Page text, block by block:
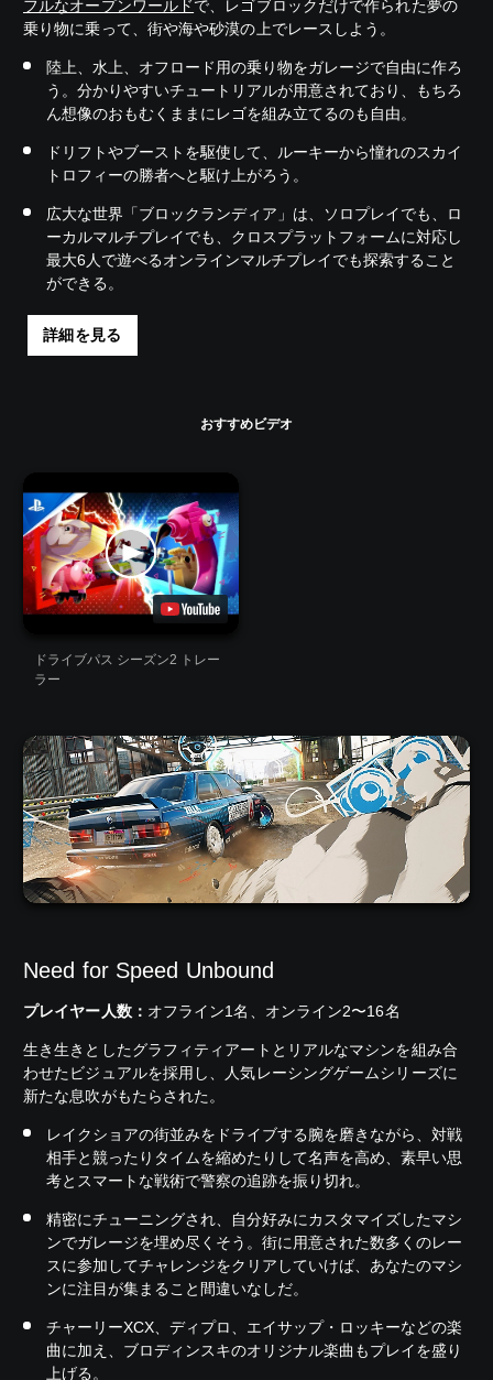
フルなオープンワールドで、レゴブロックだけで作られた夢の
乗り物に乗って、街や海や砂漠の上でレースしよう。
陸上、水上、オフロード用の乗り物をガレージで自由に作ろ
う。分かりやすいチュートリアルが用意されており、もちろ
ん想像のおもむくままにレゴを組み立てるのも自由。
ドリフトやブーストを駆使して、ルーキーから憧れのスカイ
トロフィーの勝者へと駆け上がろう。
広大な世界「ブロックランディア」は、ソロプレイでも、ロ
ーカルマルチプレイでも、クロスプラットフォームに対応し
最大6人で遊べるオンラインマルチプレイでも探索すること
ができる。
詳細を見る
おすすめビデオ
ドライブパス シーズン2 トレー
ラー
Need for Speed Unbound
プレイヤー人数： オフライン1名、オンライン2〜16名
生き生きとしたグラフィティアートとリアルなマシンを組み合
わせたビジュアルを採用し、人気レーシングゲームシリーズに
新たな息吹がもたらされた。
レイクショアの街並みをドライブする腕を磨きながら、対戦
相手と競ったりタイムを縮めたりして名声を高め、素早い思
考とスマートな戦術で警察の追跡を振り切れ。
精密にチューニングされ、自分好みにカスタマイズしたマシ
ンでガレージを埋め尽くそう。街に用意された数多くのレー
スに参加してチャレンジをクリアしていけば、あなたのマシ
ンに注目が集まること間違いなしだ。
チャーリーXCX、ディプロ、エイサップ・ロッキーなどの楽
曲に加え、ブロディンスキのオリジナル楽曲もプレイを盛り
上げる。